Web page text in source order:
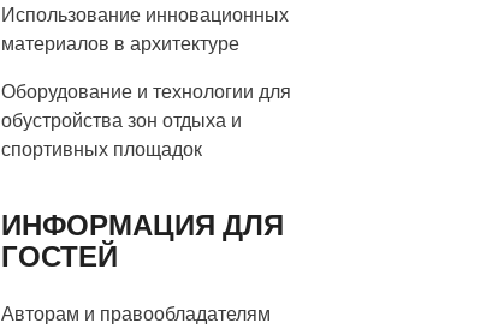
Использование инновационных
материалов в архитектуре
Оборудование и технологии для
обустройства зон отдыха и
спортивных площадок
ИНФОРМАЦИЯ ДЛЯ
ГОСТЕЙ
Авторам и правообладателям